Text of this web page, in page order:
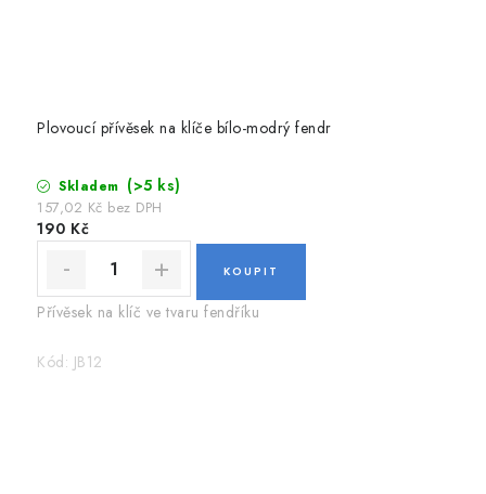
Plovoucí přívěsek na klíče bílo-modrý fendr
Skladem (>5 ks)
157,02 Kč bez DPH
190 Kč
Přívěsek na klíč ve tvaru fendříku
Kód: JB12